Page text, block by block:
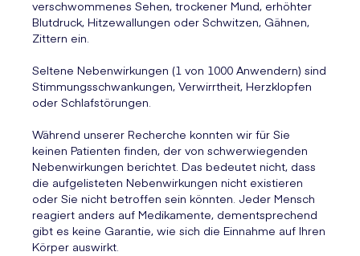
verschwommenes Sehen, trockener Mund, erhöhter
Blutdruck, Hitzewallungen oder Schwitzen, Gähnen,
Zittern ein.
Seltene Nebenwirkungen (1 von 1000 Anwendern) sind
Stimmungsschwankungen, Verwirrtheit, Herzklopfen
oder Schlafstörungen.
Während unserer Recherche konnten wir für Sie
keinen Patienten finden, der von schwerwiegenden
Nebenwirkungen berichtet. Das bedeutet nicht, dass
die aufgelisteten Nebenwirkungen nicht existieren
oder Sie nicht betroffen sein könnten. Jeder Mensch
reagiert anders auf Medikamente, dementsprechend
gibt es keine Garantie, wie sich die Einnahme auf Ihren
Körper auswirkt.